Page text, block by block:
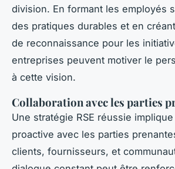
division. En formant les employés
des pratiques durables et en
de reconnaissance pour les
entreprises peuvent motiver le
à cette vision.
Collaboration avec les parties
Une stratégie RSE réussie
proactive avec les parties
clients, fournisseurs, et